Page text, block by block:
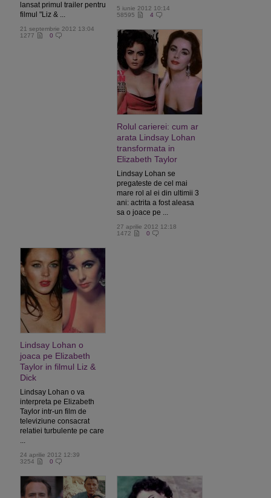
lansat primul trailer pentru
filmul "Liz & ...
21 septembrie 2012 13:04
1277
0
5 iunie 2012 10:14
58595
4
Rolul carierei: cum ar
arata Lindsay Lohan
transformata in
Elizabeth Taylor
Lindsay Lohan se
pregateste de cel mai
mare rol al ei din ultimii 3
ani: actrita a fost aleasa
sa o joace pe ...
27 aprilie 2012 12:18
1472
0
Lindsay Lohan o
joaca pe Elizabeth
Taylor in filmul Liz &
Dick
Lindsay Lohan o va
interpreta pe Elizabeth
Taylor intr-un film de
televiziune consacrat
relatiei turbulente pe care
...
24 aprilie 2012 12:39
3254
0